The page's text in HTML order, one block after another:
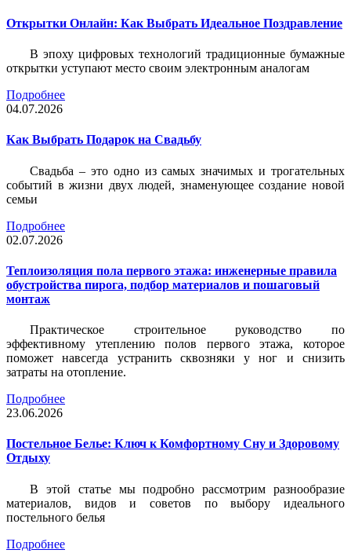
Открытки Онлайн: Как Выбрать Идеальное Поздравление
В эпоху цифровых технологий традиционные бумажные
открытки уступают место своим электронным аналогам
Подробнее
04.07.2026
Как Выбрать Подарок на Свадьбу
Свадьба – это одно из самых значимых и трогательных
событий в жизни двух людей, знаменующее создание новой
семьи
Подробнее
02.07.2026
Теплоизоляция пола первого этажа: инженерные правила
обустройства пирога, подбор материалов и пошаговый
монтаж
Практическое строительное руководство по
эффективному утеплению полов первого этажа, которое
поможет навсегда устранить сквозняки у ног и снизить
затраты на отопление.
Подробнее
23.06.2026
Постельное Белье: Ключ к Комфортному Сну и Здоровому
Отдыху
В этой статье мы подробно рассмотрим разнообразие
материалов, видов и советов по выбору идеального
постельного белья
Подробнее